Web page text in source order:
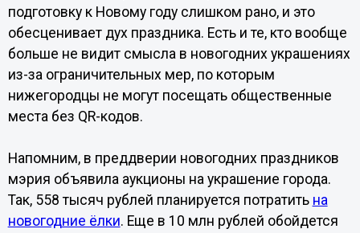
подготовку к Новому году слишком рано, и это
обесценивает дух праздника. Есть и те, кто вообще
больше не видит смысла в новогодних украшениях
из-за ограничительных мер, по которым
нижегородцы не могут посещать общественные
места без QR-кодов.
Напомним, в преддверии новогодних праздников
мэрия объявила аукционы на украшение города.
Так, 558 тысяч рублей планируется потратить на
новогодние ёлки. Еще в 10 млн рублей обойдется